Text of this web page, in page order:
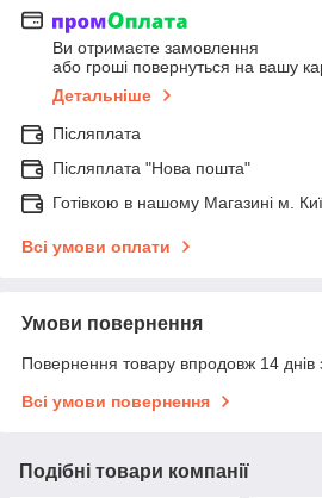
Ви отримаєте замовлення
або гроші повернуться на вашу
Детальніше
Післяплата
Післяплата "Нова пошта"
Готівкою в нашому Магазині м.
Всі умови оплати
Умови повернення
Повернення товару впродовж 14 днів
Всі умови повернення
Подібні товари компанії